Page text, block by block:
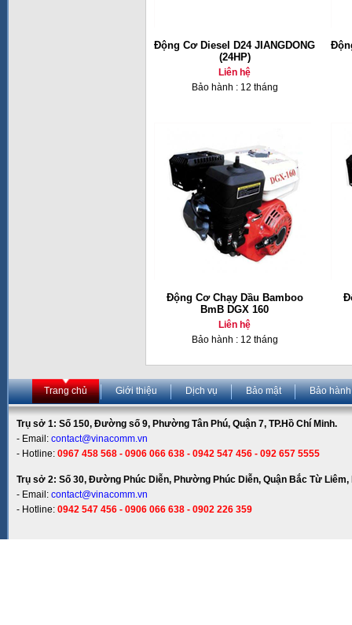
Động Cơ Diesel D24 JIANGDONG
(24HP)
Liên hệ
Bảo hành : 12 tháng
Động Cơ Chạy Dầu Bamboo
BmB DGX 160
Liên hệ
Bảo hành : 12 tháng
Trang chủ Giới thiệu Dịch vụ Bảo mật Bảo hành
Trụ sở 1: Số 150, Đường số 9, Phường Tân Phú, Quận 7, TP.Hồ Chí Minh.
- Email: contact@vinacomm.vn
- Hotline: 0967 458 568 - 0906 066 638 - 0942 547 456 - 092 657 5555
Trụ sở 2: Số 30, Đường Phúc Diễn, Phường Phúc Diễn, Quận Bắc Từ Liêm,
- Email: contact@vinacomm.vn
- Hotline: 0942 547 456 - 0906 066 638 - 0902 226 359